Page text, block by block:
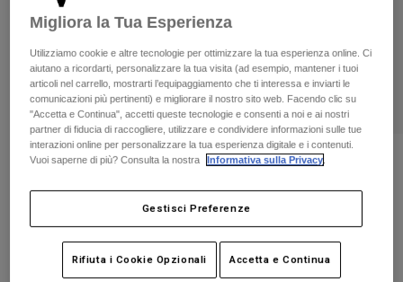
Guanti
Protezioni
Maschere
Accessori
Parti di ricambio
Protezioni
Maschere
Calze
Borse e accessori
Parti di ricambio
Donna
T-shirt
Felpe
Giacche
Pantaloni & Pantaloncini
Camicie
Vedi tutto
Bambini
Moto
Caschi
Maglie​
Pantaloni
Maschere
Calzini Flexair Merino 15cm
38422-512-XS/S
€ 29.99
Migliora la Tua Esperienza
Utilizziamo cookie e altre tecnologie per ottimizzare la tua esperienza online. Ci
aiutano a ricordarti, personalizzare la tua visita (ad esempio, mantener i tuoi
articoli nel carrello, mostrarti l’equipaggiamento che ti interessa e inviarti le
comunicazioni più pertinenti) e migliorare il nostro sito web. Facendo clic su
"Accetta e Continua", accetti queste tecnologie e consenti a noi e ai nostri
partner di fiducia di raccogliere, utilizzare e condividere informazioni sulle tue
interazioni online per personalizzare la tua esperienza digitale e i contenuti.
Vuoi saperne di più? Consulta la nostra
Informativa sulla Privacy
Gestisci Preferenze
Rifiuta i Cookie Opzionali Accetta e Continua